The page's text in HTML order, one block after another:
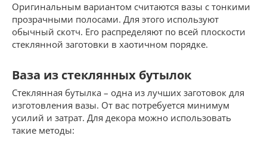
Оригинальным вариантом считаются вазы с тонкими
прозрачными полосами. Для этого используют
обычный скотч. Его распределяют по всей плоскости
стеклянной заготовки в хаотичном порядке.
Ваза из стеклянных бутылок
Стеклянная бутылка – одна из лучших заготовок для
изготовления вазы. От вас потребуется минимум
усилий и затрат. Для декора можно использовать
такие методы: